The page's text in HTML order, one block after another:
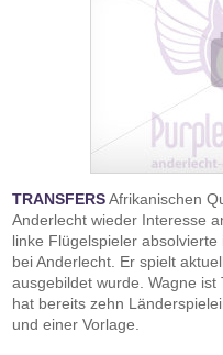
TRANSFERSAfrikanischen
Anderlecht wieder Interesse
linke Flügelspieler
bei Anderlecht. Er spielt
ausgebildet wurde. Wagne
hat bereits zehn
und einer Vorlage.